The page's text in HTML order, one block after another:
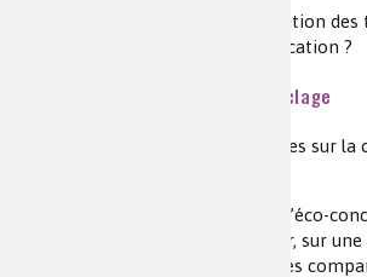
Comment maîtriser l’exposition
le lavage, grattage et l’application ?
5. Étape de fin de vie et de recyclage
Des réflexions doivent être menées sur la
La mise en place d’une politique d’éco-
d’économie circulaire doit reposer, sur
scientifique, sur des mesures et des